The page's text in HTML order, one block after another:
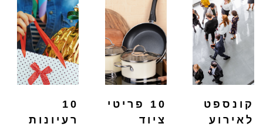
קונספט
לאירוע
10 פריטי
ציוד
10
רעיונות